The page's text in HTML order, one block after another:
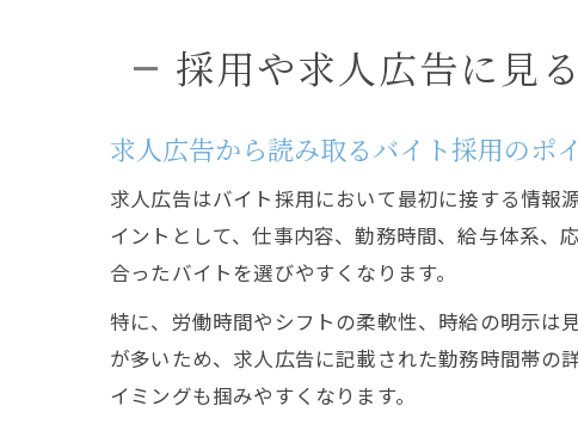
採用や求人広告に見
求人広告から読み取るバイト採用のポ
求人広告はバイト採用において最初に接する情報
イントとして、仕事内容、勤務時間、給与体系、
合ったバイトを選びやすくなります。
特に、労働時間やシフトの柔軟性、時給の明示は
が多いため、求人広告に記載された勤務時間帯の
イミングも掴みやすくなります。